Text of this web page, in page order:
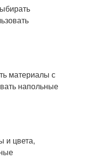
материалы с
напольные
и цвета,